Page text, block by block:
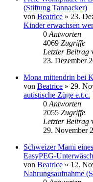
(Stiftung Tannacker)
von Beatrice » 23.
Kinder erwachsen
0 Antworten
4069 Zugriffe
Letzter Beitrag
23. Dezember
Mona mittendrin bei
von Beatrice » 29.
autistische Züge e.t.c.
0 Antworten
2055 Zugriffe
Letzter Beitrag
29. November
Schweizer Mami
EasyPEG-
von Beatrice » 12.
Nahrungsaufnahme